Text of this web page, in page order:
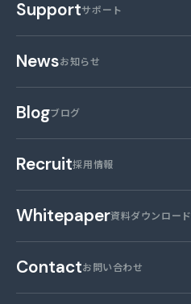
Supportサポート
Newsお知らせ
Blogブログ
Recruit採用情報
Whitepaper資料ダウンロード
Contactお問い合わせ